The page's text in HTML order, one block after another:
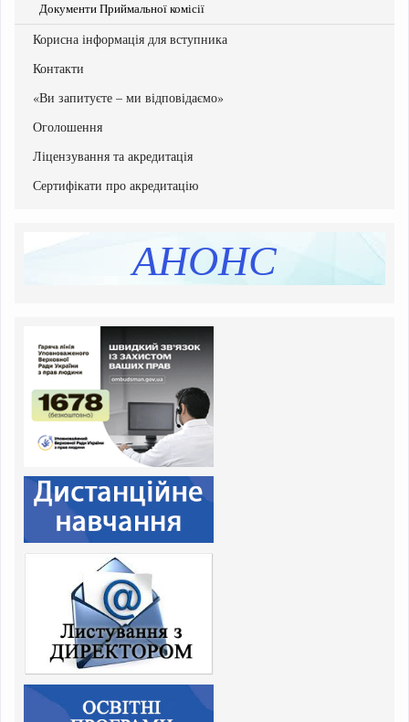
Рейтингові списки вступників
Списки зарахованих
Списки рекомендованих вступників
Етапи вступної кампанії
Інструкція системи подання заяв в електронній формі
Розмір плати за навчання, підвищення кваліфікації
Додаткова інформація
Документи Приймальної комісії
Корисна інформація для вступника
Контакти
«Ви запитуєте – ми відповідаємо»
Оголошення
Ліцензування та акредитація
Сертифікати про акредитацію
АНОНС